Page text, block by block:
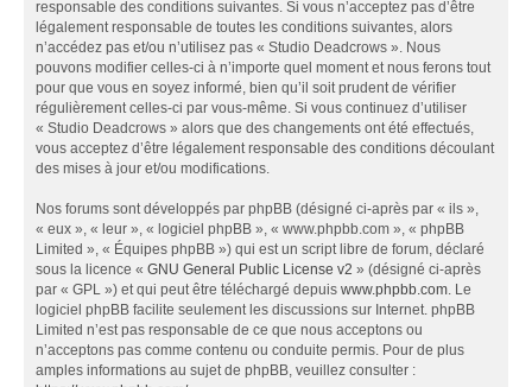
responsable des conditions suivantes. Si vous n’acceptez pas d’être
légalement responsable de toutes les conditions suivantes, alors
n’accédez pas et/ou n’utilisez pas « Studio Deadcrows ». Nous
pouvons modifier celles-ci à n’importe quel moment et nous ferons tout
pour que vous en soyez informé, bien qu’il soit prudent de vérifier
régulièrement celles-ci par vous-même. Si vous continuez d’utiliser
« Studio Deadcrows » alors que des changements ont été effectués,
vous acceptez d’être légalement responsable des conditions découlant
des mises à jour et/ou modifications.
Nos forums sont développés par phpBB (désigné ci-après par « ils »,
« eux », « leur », « logiciel phpBB », « www.phpbb.com », « phpBB
Limited », « Équipes phpBB ») qui est un script libre de forum, déclaré
sous la licence « GNU General Public License v2 » (désigné ci-après
par « GPL ») et qui peut être téléchargé depuis www.phpbb.com. Le
logiciel phpBB facilite seulement les discussions sur Internet. phpBB
Limited n’est pas responsable de ce que nous acceptons ou
n’acceptons pas comme contenu ou conduite permis. Pour de plus
amples informations au sujet de phpBB, veuillez consulter :